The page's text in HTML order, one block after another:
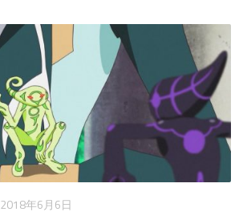
2018年6月6日